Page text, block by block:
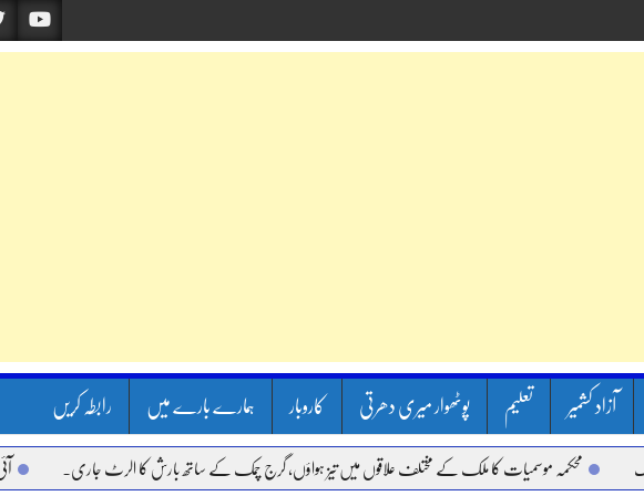
آزاد کشمیر تعلیم پوٹھوار میری دھرتی کاروبار ہمارے بارے میں رابطہ کریں
محکمہ موسمیات کا ملک کے مختلف علاقوں میں تیز ہواؤں، گرج چمک کے ساتھ بارش کا الرٹ جاری. آئی ایم